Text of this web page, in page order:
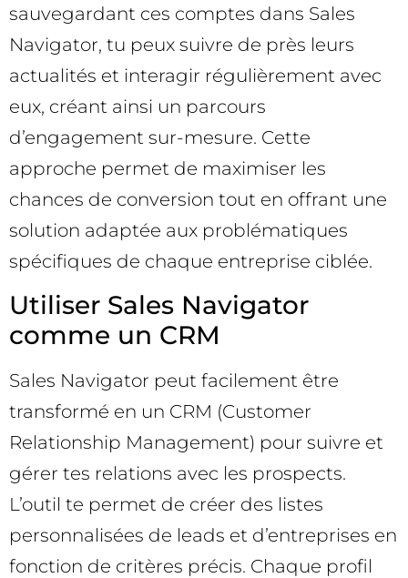
sauvegardant ces comptes dans Sales
Navigator, tu peux suivre de près leurs
actualités et interagir régulièrement avec
eux, créant ainsi un parcours
d’engagement sur-mesure. Cette
approche permet de maximiser les
chances de conversion tout en offrant une
solution adaptée aux problématiques
spécifiques de chaque entreprise ciblée.
Utiliser Sales Navigator
comme un CRM
Sales Navigator peut facilement être
transformé en un CRM (Customer
Relationship Management) pour suivre et
gérer tes relations avec les prospects.
L’outil te permet de créer des listes
personnalisées de leads et d’entreprises en
fonction de critères précis. Chaque profil